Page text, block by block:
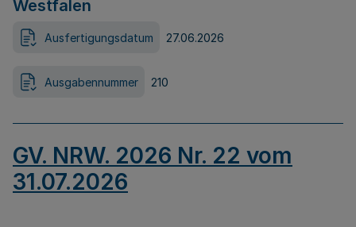
Westfalen
Ausfertigungsdatum 27.06.2026
Ausgabennummer 210
GV. NRW. 2026 Nr. 22 vom
31.07.2026